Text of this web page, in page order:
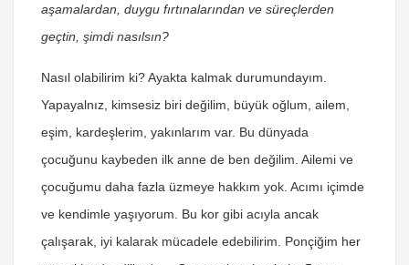
aşamalardan, duygu fırtınalarından ve süreçlerden
geçtin, şimdi nasılsın?
Nasıl olabilirim ki? Ayakta kalmak durumundayım.
Yapayalnız, kimsesiz biri değilim, büyük oğlum, ailem,
eşim, kardeşlerim, yakınlarım var. Bu dünyada
çocuğunu kaybeden ilk anne de ben değilim. Ailemi ve
çocuğumu daha fazla üzmeye hakkım yok. Acımı içimde
ve kendimle yaşıyorum. Bu kor gibi acıyla ancak
çalışarak, iyi kalarak mücadele edebilirim. Ponçiğim her